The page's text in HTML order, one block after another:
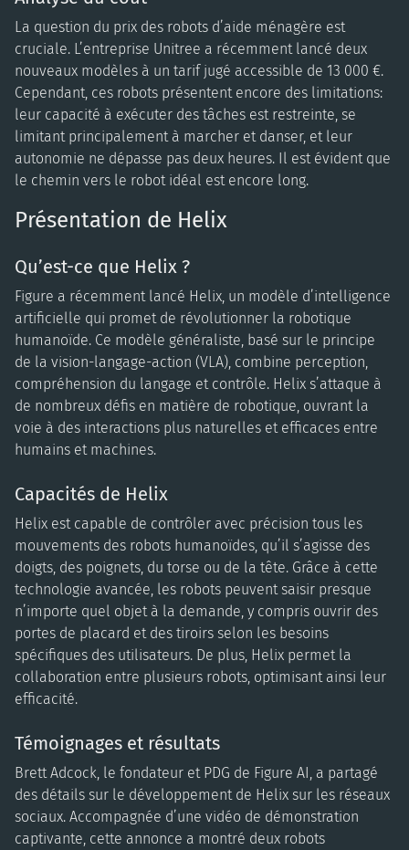
La question du prix des robots d’aide ménagère est
cruciale. L’entreprise Unitree a récemment lancé deux
nouveaux modèles à un tarif jugé accessible de 13 000 €.
Cependant, ces robots présentent encore des limitations:
leur capacité à exécuter des tâches est restreinte, se
limitant principalement à marcher et danser, et leur
autonomie ne dépasse pas deux heures. Il est évident que
le chemin vers le robot idéal est encore long.
Présentation de Helix
Qu’est-ce que Helix ?
Figure a récemment lancé Helix, un modèle d’intelligence
artificielle qui promet de révolutionner la robotique
humanoïde. Ce modèle généraliste, basé sur le principe
de la vision-langage-action (VLA), combine perception,
compréhension du langage et contrôle. Helix s’attaque à
de nombreux défis en matière de robotique, ouvrant la
voie à des interactions plus naturelles et efficaces entre
humains et machines.
Capacités de Helix
Helix est capable de contrôler avec précision tous les
mouvements des robots humanoïdes, qu’il s’agisse des
doigts, des poignets, du torse ou de la tête. Grâce à cette
technologie avancée, les robots peuvent saisir presque
n’importe quel objet à la demande, y compris ouvrir des
portes de placard et des tiroirs selon les besoins
spécifiques des utilisateurs. De plus, Helix permet la
collaboration entre plusieurs robots, optimisant ainsi leur
efficacité.
Témoignages et résultats
Brett Adcock, le fondateur et PDG de Figure AI, a partagé
des détails sur le développement de Helix sur les réseaux
sociaux. Accompagnée d’une vidéo de démonstration
captivante, cette annonce a montré deux robots